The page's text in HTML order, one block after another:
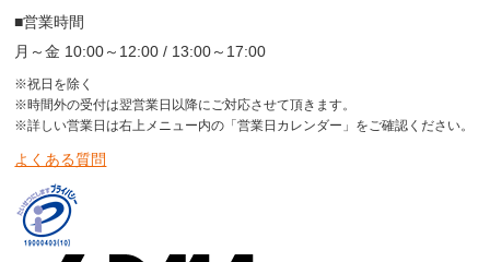
■営業時間
月～金 10:00～12:00 / 13:00～17:00
※祝日を除く
※時間外の受付は翌営業日以降にご対応させて頂きます。
※詳しい営業日は右上メニュー内の「営業日カレンダー」をご確認ください。
よくある質問